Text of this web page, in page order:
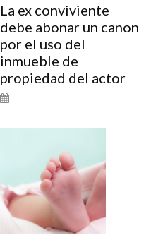
La ex conviviente
debe abonar un canon
por el uso del
inmueble de
propiedad del actor